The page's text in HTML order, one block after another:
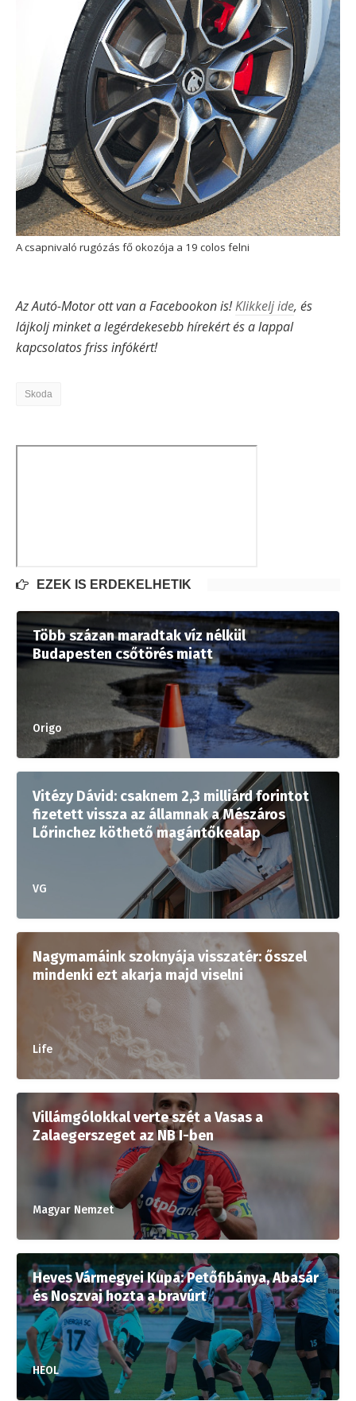
A csapnivaló rugózás fő okozója a 19 colos felni
Az Autó-Motor ott van a Facebookon is!Klikkelj ide, és
lájkolj minket a legérdekesebb hírekért és a lappal
kapcsolatos friss infókért!
Skoda
EZEK IS ÉRDEKELHETIK
Több százan maradtak víz nélkül
Budapesten csőtörés miatt
Origo
Vitézy Dávid: csaknem 2,3 milliárd forintot
fizetett vissza az államnak a Mészáros
Lőrinchez köthető magántőkealap
VG
Nagymamáink szoknyája visszatér: ősszel
mindenki ezt akarja majd viselni
Life
Villámgólokkal verte szét a Vasas a
Zalaegerszeget az NB I-ben
Magyar Nemzet
Heves Vármegyei Kupa: Petőfibánya, Abasár
és Noszvaj hozta a bravúrt
HEOL